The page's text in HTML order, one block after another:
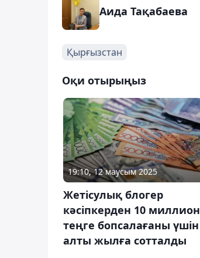
Аида Тақабаева
Қырғызстан
Оқи отырыңыз
19:10, 12 маусым 2025
Жетісулық блогер
кәсіпкерден 10 миллион
теңге бопсалағаны үшін
алты жылға сотталды